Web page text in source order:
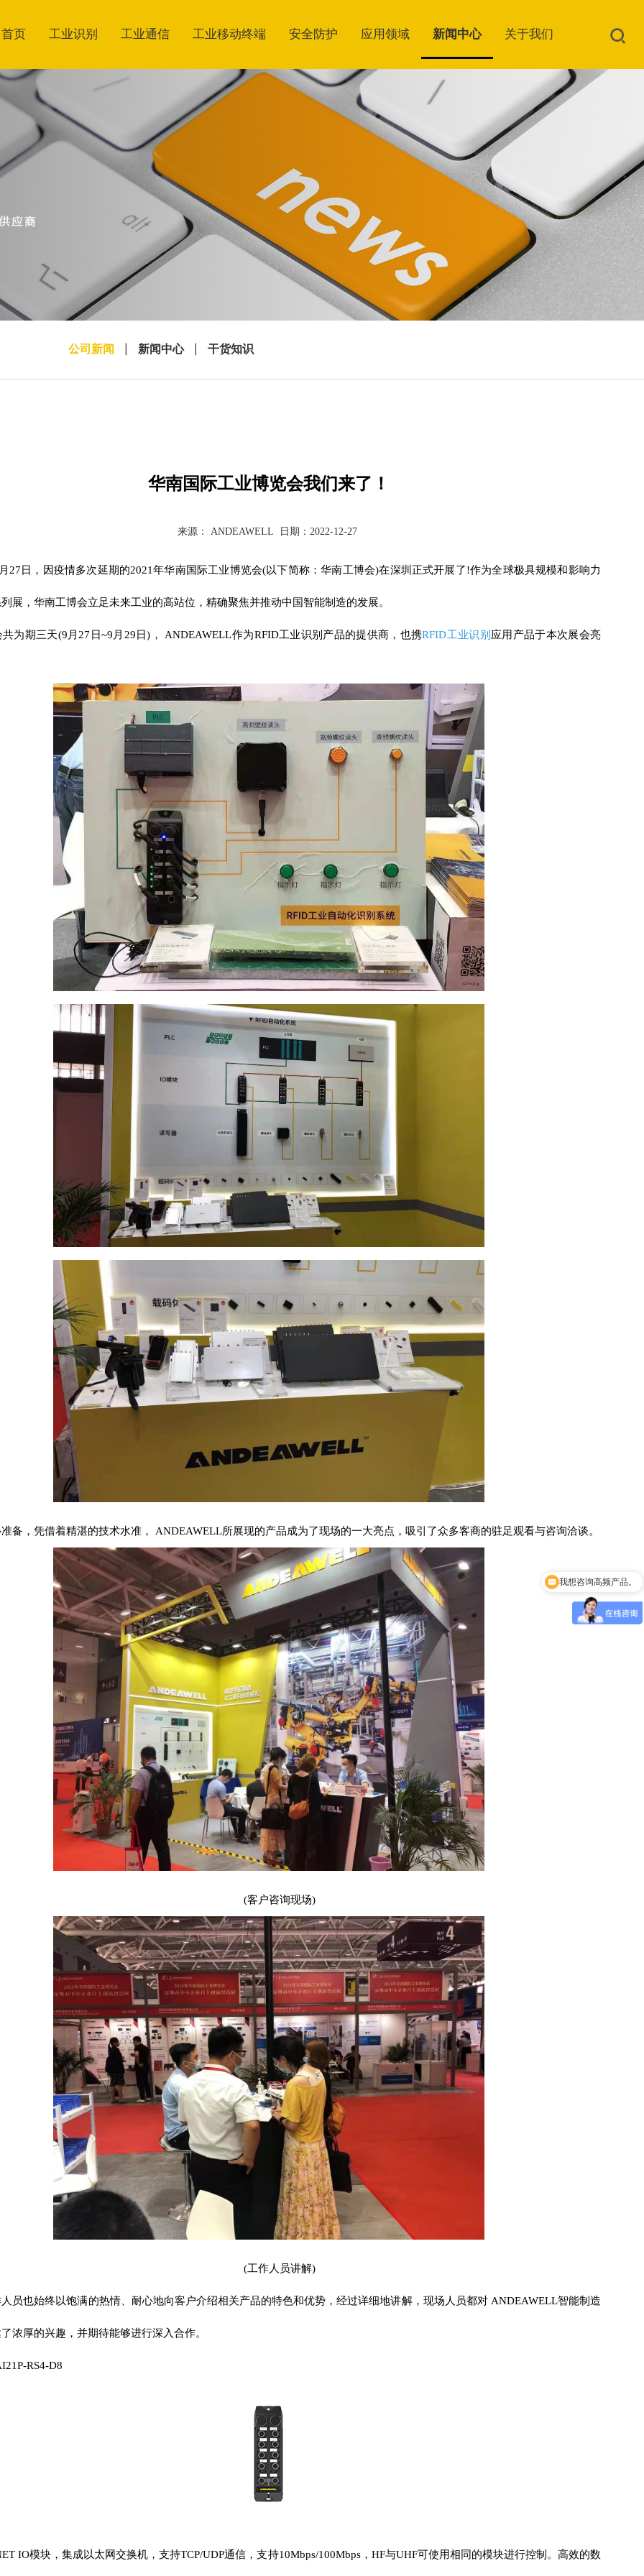
首页 工业识别 工业通信 工业移动终端 安全防护 应用领域 新闻中心 关于我们
公司新闻 新闻中心 干货知识
华南国际工业博览会我们来了！
来源： ANDEAWELL 日期： 2022-12-27
日，因疫情多次延期的2021年华南国际工业博览会(以下简称：华南工博会)在深圳正式开展了!作为全球极具规模和影响力
展，华南工博会立足未来工业的高站位，精确聚焦并推动中国智能制造的发展。
期三天(9月27日~9月29日)， ANDEAWELL作为RFID工业识别产品的提供商，也携RFID工业识别 应用产品于本次展会亮
，凭借着精湛的技术水准， ANDEAWELL所展现的产品成为了现场的一大亮点，吸引了众多客商的驻足观看与咨询洽谈。
(客户咨询现场)
(工作人员讲解)
也始终以饱满的热情、耐心地向客户介绍相关产品的特色和优势，经过详细地讲解，现场人员都对 ANDEAWELL智能制造
浓厚的兴趣，并期待能够进行深入合作。
RS4-D8
IO模块，集成以太网交换机，支持TCP/UDP通信，支持10Mbps/100Mbps，HF与UHF可使用相同的模块进行控制。高效的数
我想咨询高频产品。